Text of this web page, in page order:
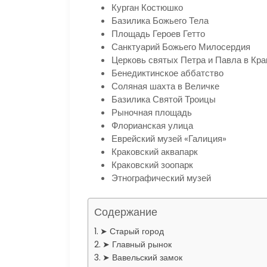
Курган Костюшко
Базилика Божьего Тела
Площадь Героев Гетто
Санктуарий Божьего Милосердия
Церковь святых Петра и Павла в
Бенедиктинское аббатство
Соляная шахта в Величке
Базилика Святой Троицы
Рыночная площадь
Флорианская улица
Еврейский музей «Галиция»
Краковский аквапарк
Краковский зоопарк
Этнографический музей
Содержание
➤ Старый город
➤ Главный рынок
➤ Вавельский замок